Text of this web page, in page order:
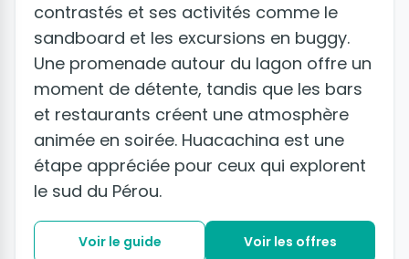
contrastés et ses activités comme le
sandboard et les excursions en buggy.
Une promenade autour du lagon offre un
moment de détente, tandis que les bars
et restaurants créent une atmosphère
animée en soirée. Huacachina est une
étape appréciée pour ceux qui explorent
le sud du Pérou.
Voir le guide Voir les offres